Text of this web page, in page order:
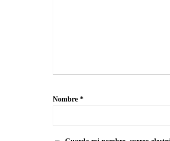
Nombre *